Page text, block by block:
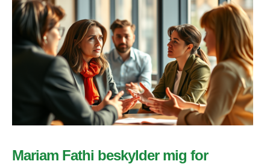
Mariam Fathi beskylder mig for